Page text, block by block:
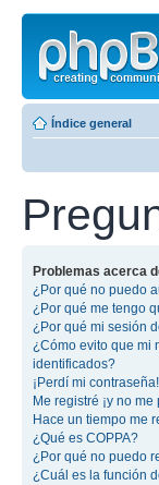
Índice general
Problemas acerca
¿Por qué no puedo
¿Por qué me tengo
¿Por qué mi sesión
¿Cómo evito que mi
identificados?
¡Perdí mi contraseña!
Me registré ¡y no
Hace un tiempo me
¿Qué es COPPA?
¿Por qué no puedo
¿Cuál es la función